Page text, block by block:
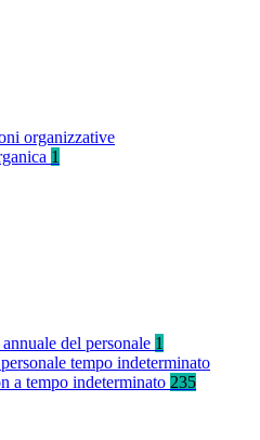
organizzative
1
del personale 1
tempo indeterminato
a tempo indeterminato 235